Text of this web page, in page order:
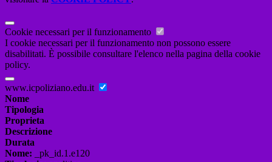
Cookie necessari per il funzionamento
I cookie necessari per il funzionamento non possono essere
disabilitati. È possibile consultare l'elenco nella pagina della cookie
policy.
www.icpoliziano.edu.it
Nome
Tipologia
Proprieta
Descrizione
Durata
Nome: _pk_id.1.e120